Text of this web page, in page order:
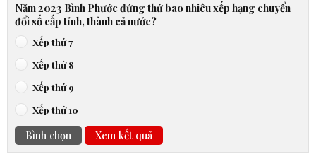
Năm 2023 Bình Phước đứng thứ bao nhiêu xếp hạng chuyển
đổi số cấp tỉnh, thành cả nước?
Xếp thứ 7
Xếp thứ 8
Xếp thứ 9
Xếp thứ 10
Bình chọn Xem kết quả